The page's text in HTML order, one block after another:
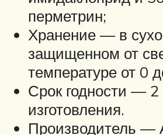
перметрин;
Хранение — в
защищенном от
температуре от 0
Срок годности — 2
изготовления.
Производитель —